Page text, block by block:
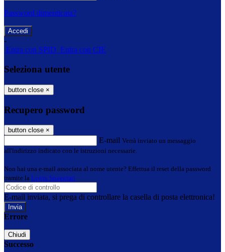
Password dimenticata?
-
Entra con SPID Entra con CIE
Seleziona utente
button close ×
Recupero password
button close ×
E-mail Verrà inviato un messaggio
all'indirizzo indicato con le istruzioni necessarie.
Non hai una e-mail associata al nome utente? Effettua il reset della password
tramite la Login Spaggiari
E-mail inviata, si prega di controllare la casella di posta elettronica!
Errore
Chiudi
Successo